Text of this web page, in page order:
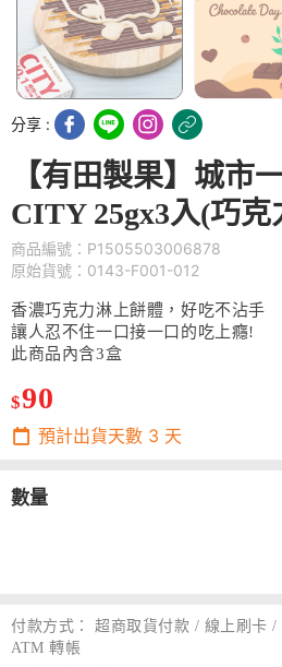
分享 :
【有田製果】城市
CITY 25gx3入(巧克
商品編號：P1505503006878
原始貨號：0143-F001-012
香濃巧克力淋上餅體，好吃不沾手
讓人忍不住一口接一口的吃上癮!
此商品內含3盒
$90
預計出貨天數 3 天
數量
付款方式：
超商取貨付款 / 線上刷卡
ATM 轉帳